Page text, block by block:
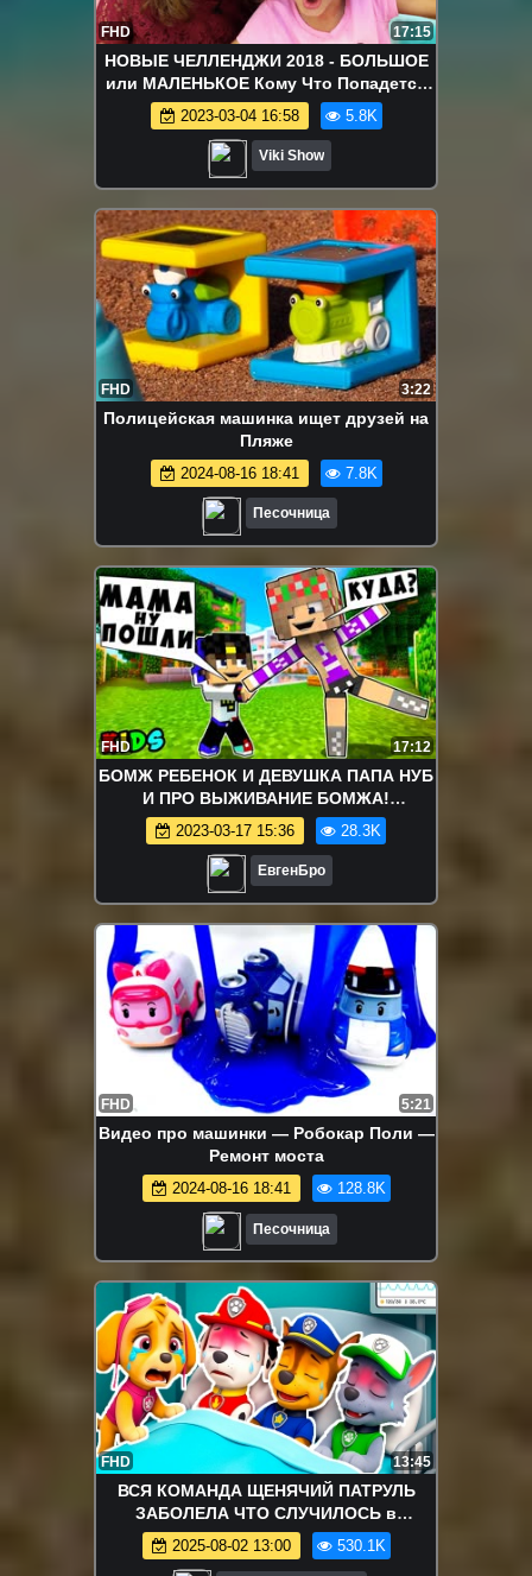
FHD 17:15
НОВЫЕ ЧЕЛЛЕНДЖИ 2018 - БОЛЬШОЕ
или МАЛЕНЬКОЕ Кому Что Попадется
Mistery Box Switch Up Challenge / Вики
Шоу
2023-03-04 16:58 5.8K
Viki Show
FHD 3:22
Полицейская машинка ищет друзей на
Пляже
2024-08-16 18:41 7.8K
Песочница
FHD 17:12
БОМЖ РЕБЕНОК И ДЕВУШКА ПАПА НУБ
И ПРО ВЫЖИВАНИЕ БОМЖА!
МАЙНКРАФТ В РЕАЛЬНОЙ ЖИЗНИ
ВИДЕО ТРОЛЛИНГ
2023-03-17 15:36 28.3K
ЕвгенБро
FHD 5:21
Видео про машинки — Робокар Поли —
Ремонт моста
2024-08-16 18:41 128.8K
Песочница
FHD 13:45
ВСЯ КОМАНДА ЩЕНЯЧИЙ ПАТРУЛЬ
ЗАБОЛЕЛА ЧТО СЛУЧИЛОСЬ в
МАЙНКРАФТ
2025-08-02 13:00 530.1K